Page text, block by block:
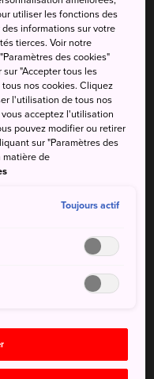
au Japon, il a été
actuelle a subi
1950. Le château de
du Japon qui
traditionnelle
utiliser les fonctions des
informations sur votre
tierces. Voir notre
des cookies"
"Accepter tous les
nos cookies. Cliquez
l'utilisation de tous nos
acceptez l'utilisation
pouvez modifier ou retirer
sur "Paramètres des
matière de
Toujours actif